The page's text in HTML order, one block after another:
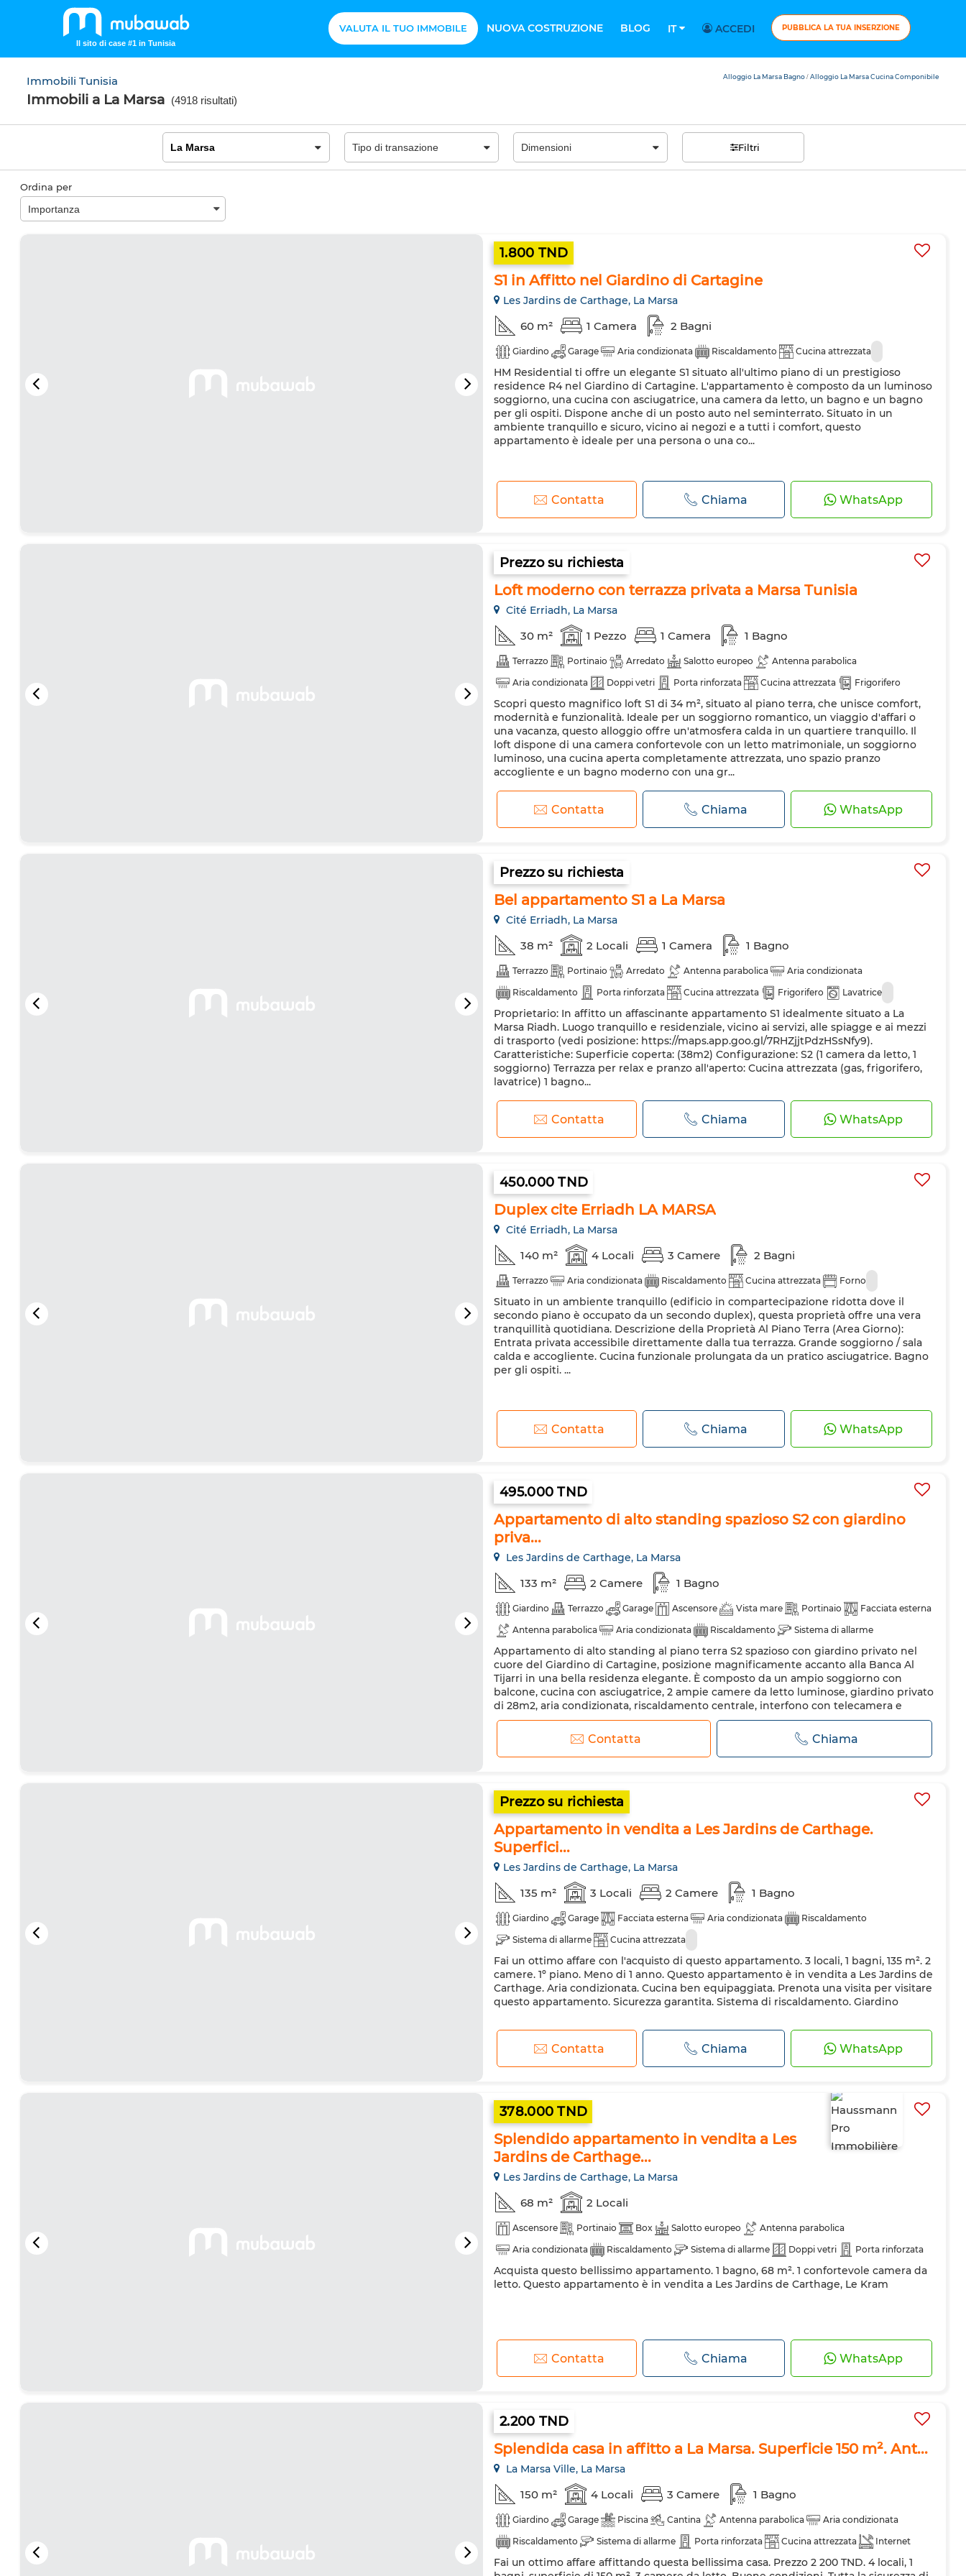
Il sito di case #1 in Tunisia
VALUTA IL TUO IMMOBILE NUOVA COSTRUZIONE BLOG IT ACCEDI PUBBLICA LA TUA INSERZIONE
Immobili Tunisia
Immobili a La Marsa (4918 risultati)
Alloggio La Marsa Bagno / Alloggio La Marsa Cucina Componibile
Filtri
Ordina per
1.800 TND
S1 in Affitto nel Giardino di Cartagine
Les Jardins de Carthage, La Marsa
60 m² 1 Camera 2 Bagni
Giardino Garage Aria condizionata Riscaldamento Cucina attrezzata
HM Residential ti offre un elegante S1 situato all'ultimo piano di un prestigioso
residence R4 nel Giardino di Cartagine. L'appartamento è composto da un luminoso
soggiorno, una cucina con asciugatrice, una camera da letto, un bagno e un bagno
per gli ospiti. Dispone anche di un posto auto nel seminterrato. Situato in un
ambiente tranquillo e sicuro, vicino ai negozi e a tutti i comfort, questo
appartamento è ideale per una persona o una co...
Contatta Chiama WhatsApp
Prezzo su richiesta
Loft moderno con terrazza privata a Marsa Tunisia
Cité Erriadh, La Marsa
30 m² 1 Pezzo 1 Camera 1 Bagno
Terrazzo Portinaio Arredato Salotto europeo
Antenna parabolica
Aria condizionata
Doppi vetri Porta rinforzata Cucina attrezzata
Frigorifero
Lavatrice
Forno a microonde
Scopri questo magnifico loft S1 di 34 m², situato al piano terra, che unisce comfort,
modernità e funzionalità. Ideale per un soggiorno romantico, un viaggio d'affari o
una vacanza, questo alloggio offre un'atmosfera calda in un quartiere tranquillo. Il
loft dispone di una camera confortevole con un letto matrimoniale, un soggiorno
luminoso, una cucina aperta completamente attrezzata, uno spazio pranzo
accogliente e un bagno moderno con una gr...
Contatta Chiama WhatsApp
Prezzo su richiesta
Bel appartamento S1 a La Marsa
Cité Erriadh, La Marsa
38 m² 2 Locali 1 Camera 1 Bagno
Terrazzo Portinaio Arredato Antenna parabolica
Aria condizionata
Riscaldamento
Porta rinforzata Cucina attrezzata Frigorifero Lavatrice
Proprietario: In affitto un affascinante appartamento S1 idealmente situato a La
Marsa Riadh. Luogo tranquillo e residenziale, vicino ai servizi, alle spiagge e ai mezzi
di trasporto (vedi posizione: https://maps.app.goo.gl/7RHZjjtPdzHSsNfy9).
Caratteristiche: Superficie coperta: (38m2) Configurazione: S2 (1 camera da letto, 1
soggiorno) Terrazza per relax e pranzo all'aperto: Cucina attrezzata (gas, frigorifero,
lavatrice) 1 bagno...
Contatta Chiama WhatsApp
450.000 TND
Duplex cite Erriadh LA MARSA
Cité Erriadh, La Marsa
140 m² 4 Locali 3 Camere 2 Bagni
Terrazzo Aria condizionata Riscaldamento Cucina attrezzata Forno
Situato in un ambiente tranquillo (edificio in compartecipazione ridotta dove il
secondo piano è occupato da un secondo duplex), questa proprietà offre una vera
tranquillità quotidiana. Descrizione della Proprietà Al Piano Terra (Area Giorno):
Entrata privata accessibile direttamente dalla tua terrazza. Grande soggiorno / sala
calda e accogliente. Cucina funzionale prolungata da un pratico asciugatrice. Bagno
per gli ospiti. ...
Contatta Chiama WhatsApp
495.000 TND
Appartamento di alto standing spazioso S2 con giardino
priva...
Les Jardins de Carthage, La Marsa
133 m² 2 Camere 1 Bagno
Giardino Terrazzo Garage Ascensore Vista mare Portinaio
Facciata esterna
Antenna parabolica
Aria condizionata Riscaldamento
Sistema di allarme
Doppi vetri
Porta rinforzata Cucina attrezzata Forno Forno a microonde
Appartamento di alto standing al piano terra S2 spazioso con giardino privato nel
cuore del Giardino di Cartagine, posizione magnificamente accanto alla Banca Al
Tijarri in una bella residenza elegante. È composto da un ampio soggiorno con
balcone, cucina con asciugatrice, 2 ampie camere da letto luminose, giardino privato
di 28m2, aria condizionata, riscaldamento centrale, interfono con telecamera e
parcheggio privato nel seminterrato. Il prezzo...
Contatta Chiama
Prezzo su richiesta
Appartamento in vendita a Les Jardins de Carthage.
Superfici...
Les Jardins de Carthage, La Marsa
135 m² 3 Locali 2 Camere 1 Bagno
Giardino Garage Facciata esterna Aria condizionata
Riscaldamento
Sistema di allarme
Cucina attrezzata
Fai un ottimo affare con l'acquisto di questo appartamento. 3 locali, 1 bagni, 135 m². 2
camere. 1º piano. Meno di 1 anno. Questo appartamento è in vendita a Les Jardins de
Carthage. Aria condizionata. Cucina ben equipaggiata. Prenota una visita per visitare
questo appartamento. Sicurezza garantita. Sistema di riscaldamento. Giardino
Contatta Chiama WhatsApp
378.000 TND
Splendido appartamento in vendita a Les
Jardins de Carthage...
Les Jardins de Carthage, La Marsa
68 m² 2 Locali
Ascensore Portinaio Box Salotto europeo
Antenna parabolica
Aria condizionata
Riscaldamento Sistema di allarme Doppi vetri
Porta rinforzata
Cucina attrezzata
Acquista questo bellissimo appartamento. 1 bagno, 68 m². 1 confortevole camera da
letto. Questo appartamento è in vendita a Les Jardins de Carthage, Le Kram
Contatta Chiama WhatsApp
2.200 TND
Splendida casa in affitto a La Marsa. Superficie 150 m². Ant...
La Marsa Ville, La Marsa
150 m² 4 Locali 3 Camere 1 Bagno
Giardino Garage Piscina Cantina Antenna parabolica
Aria condizionata
Riscaldamento
Sistema di allarme Porta rinforzata Cucina attrezzata
Internet
Ammessi animali domestici
Fai un ottimo affare affittando questa bellissima casa. Prezzo 2 200 TND. 4 locali, 1